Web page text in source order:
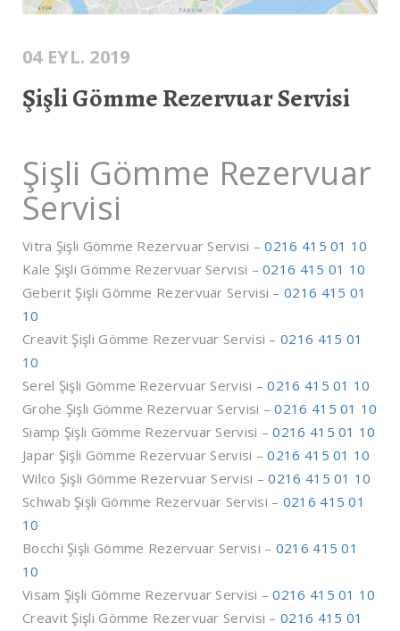
04 EYL. 2019
Şişli Gömme Rezervuar Servisi
Şişli Gömme Rezervuar
Servisi
Vitra Şişli Gömme Rezervuar Servisi –0216 415 01 10
Kale Şişli Gömme Rezervuar Servisi –0216 415 01 10
Geberit Şişli Gömme Rezervuar Servisi –0216 415 01
10
Creavit Şişli Gömme Rezervuar Servisi –0216 415 01
10
Serel Şişli Gömme Rezervuar Servisi –0216 415 01 10
Grohe Şişli Gömme Rezervuar Servisi –0216 415 01 10
Siamp Şişli Gömme Rezervuar Servisi –0216 415 01 10
Japar Şişli Gömme Rezervuar Servisi –0216 415 01 10
Wilco Şişli Gömme Rezervuar Servisi –0216 415 01 10
Schwab Şişli Gömme Rezervuar Servisi – 0216 415 01
10
Bocchi Şişli Gömme Rezervuar Servisi – 0216 415 01
10
Visam Şişli Gömme Rezervuar Servisi –0216 415 01 10
Creavit Şişli Gömme Rezervuar Servisi –0216 415 01